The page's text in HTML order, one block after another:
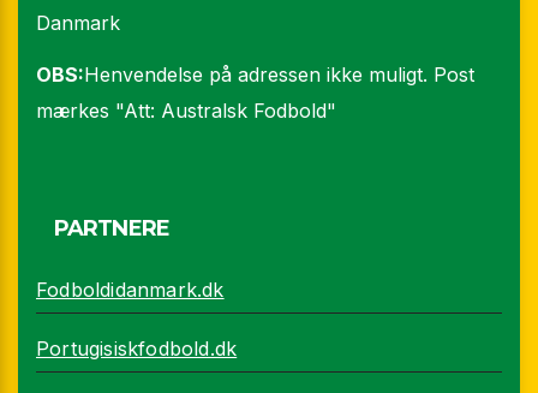
Danmark
OBS:Henvendelse på adressen ikke muligt. Post
mærkes "Att: Australsk Fodbold"
PARTNERE
Fodboldidanmark.dk
Portugisiskfodbold.dk